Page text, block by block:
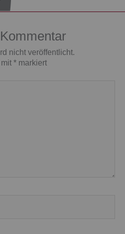
nicht veröffentlicht.
* markiert